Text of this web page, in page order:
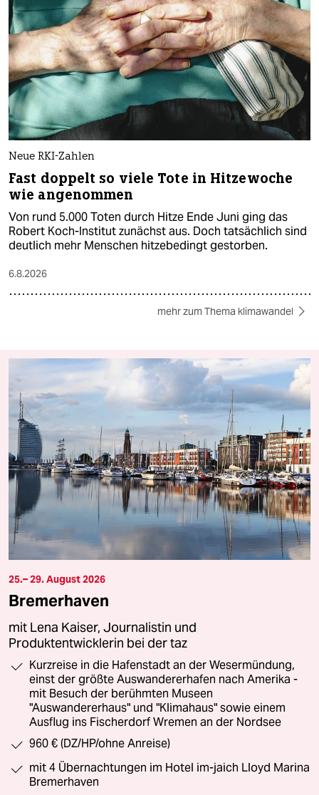
Neue RKI-Zahlen
Fast doppelt so viele Tote in Hitzewoche
wie angenommen
Von rund 5.000 Toten durch Hitze Ende Juni ging das
Robert Koch-Institut zunächst aus. Doch tatsächlich sind
deutlich mehr Menschen hitzebedingt gestorben.
6.8.2026
mehr zum Thema klimawandel
25.– 29. August 2026
Bremerhaven
mit Lena Kaiser, Journalistin und
Produktentwicklerin bei der taz
Kurzreise in die Hafenstadt an der Wesermündung,
einst der größte Auswandererhafen nach Amerika -
mit Besuch der berühmten Museen
"Auswandererhaus" und "Klimahaus" sowie einem
Ausflug ins Fischerdorf Wremen an der Nordsee
960 € (DZ/HP/ohne Anreise)
mit 4 Übernachtungen im Hotel im-jaich Lloyd Marina
Bremerhaven